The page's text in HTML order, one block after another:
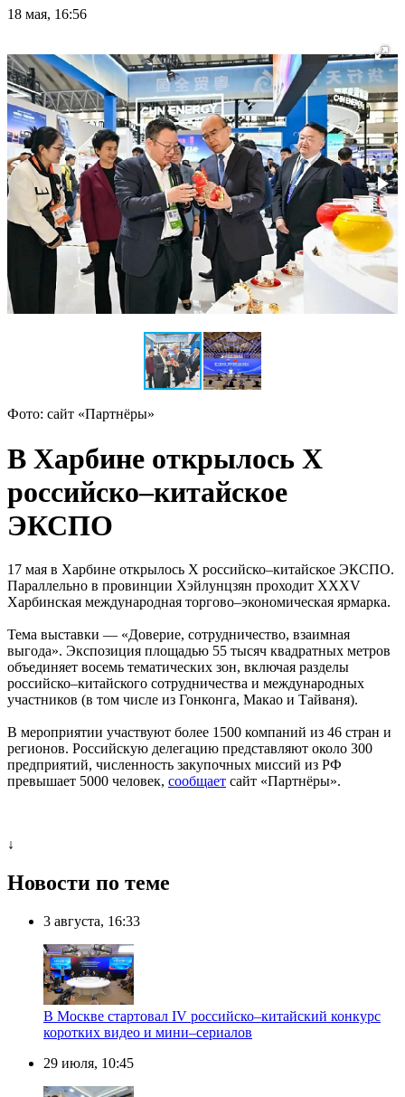
18 мая, 16:56
Фото: сайт «Партнёры»
В Харбине открылось X
российско–китайское
ЭКСПО
17 мая в Харбине открылось X российско–китайское ЭКСПО.
Параллельно в провинции Хэйлунцзян проходит XXXV
Харбинская международная торгово–экономическая ярмарка.
Тема выставки — «Доверие, сотрудничество, взаимная
выгода». Экспозиция площадью 55 тысяч квадратных метров
объединяет восемь тематических зон, включая разделы
российско–китайского сотрудничества и международных
участников (в том числе из Гонконга, Макао и Тайваня).
В мероприятии участвуют более 1500 компаний из 46 стран и
регионов. Российскую делегацию представляют около 300
предприятий, численность закупочных миссий из РФ
превышает 5000 человек, сообщает сайт «Партнёры».
↓
Новости по теме
3 августа, 16:33
В Москве стартовал IV российско–китайский конкурс
коротких видео и мини–сериалов
29 июля, 10:45